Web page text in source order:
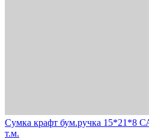
Сумка крафт бум.ручка
т.м.